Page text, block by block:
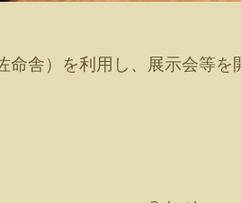
舎）を利用し、展示会等を